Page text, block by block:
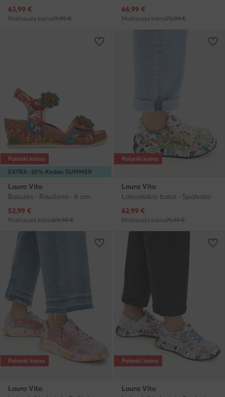
Dabartinė kaina
63,99 €
Mažiausia kaina71,99 €
Dabartinė kaina
66,99 €
Mažiausia kaina73,99 €
EXTRA -25% Kodas: SUMMER
Palanki kaina
Laura Vita
Basutės · Raudona · 6 cm
Dabartinė kaina
52,99 €
Mažiausia kaina59,99 €
Palanki kaina
Laura Vita
Laisvalaikio batai · Spalvota
Dabartinė kaina
62,99 €
Mažiausia kaina71,99 €
Palanki kaina
Laura Vita
Palanki kaina
Laura Vita